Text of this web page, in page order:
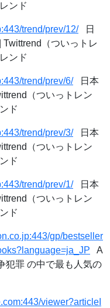
ンド
trend/prev/12/日
（ついっトレ
ンド
trend/prev/6/日本
（ついっトレン
ド
trend/prev/3/日本
（ついっトレン
ド
trend/prev/1/日本
（ついっトレン
ド
gp/bestseller
A
犯罪 の中で最も人気の
viewer?articleI